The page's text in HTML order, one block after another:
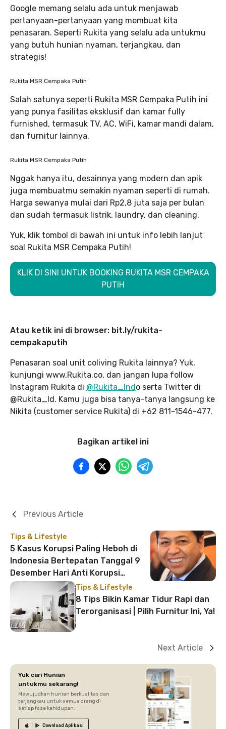
Google memang selalu ada untuk menjawab
pertanyaan-pertanyaan yang membuat kita
penasaran. Seperti Rukita yang selalu ada untukmu
yang butuh hunian nyaman, terjangkau, dan
strategis!
Rukita MSR Cempaka Putih
Salah satunya seperti Rukita MSR Cempaka Putih ini
yang punya fasilitas eksklusif dan kamar fully
furnished, termasuk TV, AC, WiFi, kamar mandi dalam,
dan furnitur lainnya.
Rukita MSR Cempaka Putih
Nggak hanya itu, desainnya yang modern dan apik
juga membuatmu semakin nyaman seperti di rumah.
Harga sewanya mulai dari Rp2,8 juta saja per bulan
dan sudah termasuk listrik, laundry, dan cleaning.
Yuk, klik tombol di bawah ini untuk info lebih lanjut
soal Rukita MSR Cempaka Putih!
KLIK DI SINI UNTUK BOOKING RUKITA MSR CEMPAKA
PUTIH
Atau ketik ini di browser: bit.ly/rukita-
cempakaputih
Penasaran soal unit coliving Rukita lainnya? Yuk,
kunjungi www.Rukita.co, dan jangan lupa follow
Instagram Rukita di @Rukita_Indo serta Twitter di
@Rukita_Id. Kamu juga bisa tanya-tanya langsung ke
Nikita (customer service Rukita) di +62 811-1546-477.
Bagikan artikel ini
Tips & Lifestyle
5 Kasus Korupsi Paling Heboh di
Indonesia Bertepatan Tanggal 9
Desember Hari Anti Korupsi
Sedunia
Previous Article
Tips & Lifestyle
8 Tips Bikin Kamar Tidur Rapi dan
Terorganisasi | Pilih Furnitur Ini, Ya!
Next Article
Yuk cari Hunian
untukmu sekarang!
Mewujudkan hunian berkualitas dan
terjangkau untuk semua orang di
setiap fase kehidupan.
Download Aplikasi